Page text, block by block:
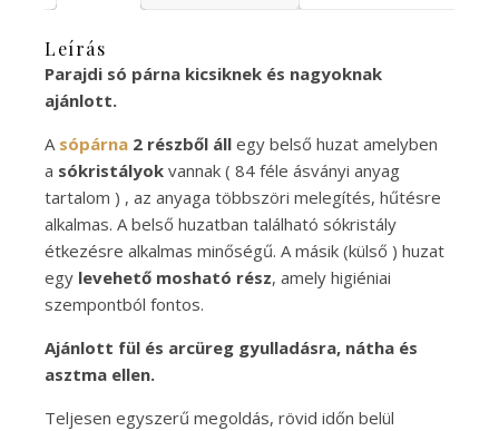
Leírás
Parajdi só párna kicsiknek és nagyoknak
ajánlott.
A sópárna 2 részből áll egy belső huzat amelyben
a sókristályok vannak ( 84 féle ásványi anyag
tartalom ) , az anyaga többszöri melegítés, hűtésre
alkalmas. A belső huzatban található sókristály
étkezésre alkalmas minőségű. A másik (külső ) huzat
egy levehető mosható rész, amely higiéniai
szempontból fontos.
Ajánlott fül és arcüreg gyulladásra, nátha és
asztma ellen.
Teljesen egyszerű megoldás, rövid időn belül